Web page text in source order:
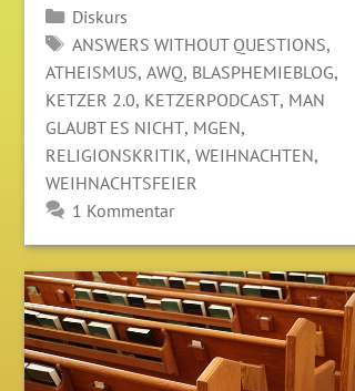
Kategorien
Diskurs
SCHLAGWÖRTER
ANSWERS WITHOUT QUESTIONS,
ATHEISMUS,AWQ, BLASPHEMIEBLOG,
KETZER 2.0, KETZERPODCAST, MAN
GLAUBT ES NICHT, MGEN,
RELIGIONSKRITIK,WEIHNACHTEN,
WEIHNACHTSFEIER
1 Kommentar